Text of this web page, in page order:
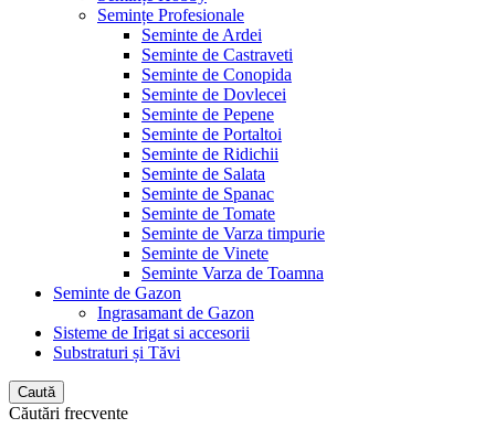
Semințe Profesionale
Seminte de Ardei
Seminte de Castraveti
Seminte de Conopida
Seminte de Dovlecei
Seminte de Pepene
Seminte de Portaltoi
Seminte de Ridichii
Seminte de Salata
Seminte de Spanac
Seminte de Tomate
Seminte de Varza timpurie
Seminte de Vinete
Seminte Varza de Toamna
Seminte de Gazon
Ingrasamant de Gazon
Sisteme de Irigat si accesorii
Substraturi și Tăvi
Caută
Căutări frecvente